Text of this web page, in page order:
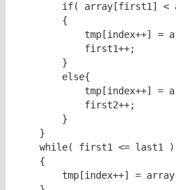
if( array[first1] <
        {
tmp[index++] =
            first1++;
        }
        else{
tmp[index++] =
            first2++;
        }
    }
    while( first1 <= last1 )
    {
tmp[index++] =